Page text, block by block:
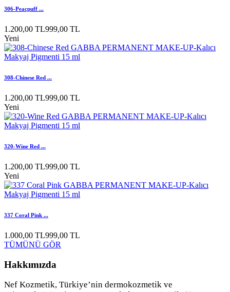
306-Peacpuff ...
1.200,00 TL999,00 TL
Yeni
308-Chinese Red ...
1.200,00 TL999,00 TL
Yeni
320-Wine Red ...
1.200,00 TL999,00 TL
Yeni
337 Coral Pink ...
1.000,00 TL999,00 TL
TÜMÜNÜ GÖR
Hakkımızda
Nef Kozmetik, Türkiye’nin dermokozmetik ve